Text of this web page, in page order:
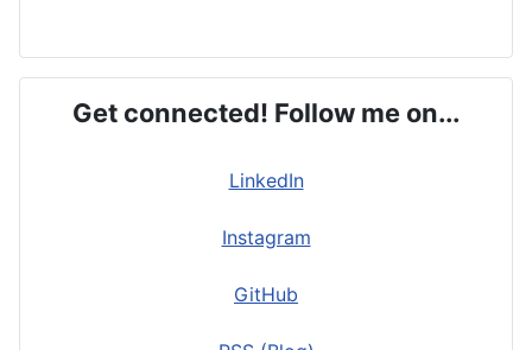
Get connected! Follow me on...
LinkedIn
Instagram
GitHub